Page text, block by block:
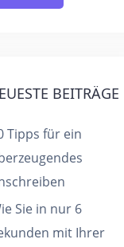
BEITRÄGE
Tipps für ein
Sie in nur 6
mit Ihrer